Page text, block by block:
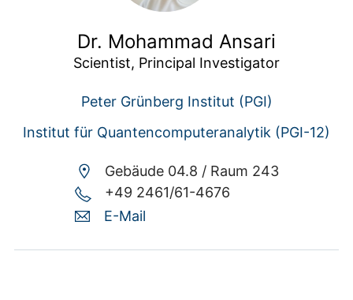
Dr. Mohammad Ansari
Scientist, Principal Investigator
Peter Grünberg Institut (PGI)
Institut für Quantencomputeranalytik (PGI-12)
Gebäude 04.8 / Raum 243
+49 2461/61-4676
E-Mail